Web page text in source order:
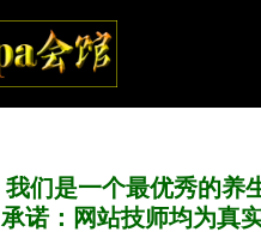
我们是一个最优秀的养
承诺：网站技师均为真